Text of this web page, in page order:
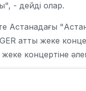
- дейді олар.
Астанадағы
атты жеке
концертіне